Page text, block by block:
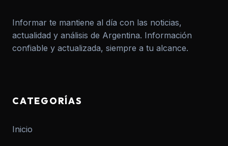
Informar te mantiene al día con las noticias,
actualidad y análisis de Argentina. Información
confiable y actualizada, siempre a tu alcance.
CATEGORÍAS
Inicio